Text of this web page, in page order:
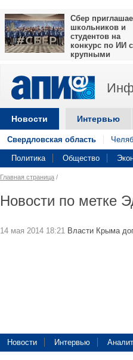
Сбер
школьников и
студентов на
конкурс по ИИ с
крупными
Новости Интервью
Свердловская область
Политика Общество
Главная страница /
Новости по метке
14 мая 2014 18:21 Власти Крыма
Новости Интервью